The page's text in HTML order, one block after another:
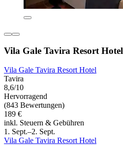
Vila Gale Tavira Resort Hotel
Vila Gale Tavira Resort Hotel
Tavira
8,6/10
Hervorragend
(843 Bewertungen)
189 €
inkl. Steuern & Gebühren
1. Sept.–2. Sept.
Vila Gale Tavira Resort Hotel